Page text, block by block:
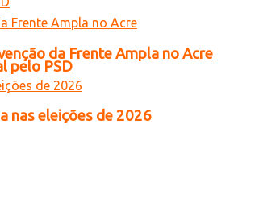
pelo PSD
da Frente Ampla no Acre
nas eleições de 2026